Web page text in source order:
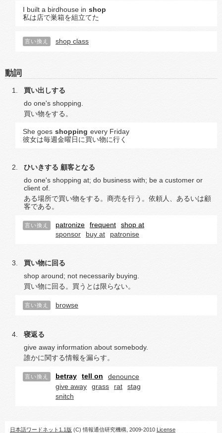
I built a birdhouse in shop
私は店で巣箱を組立てた
言い換え shop class
動詞
買い出しする
do one's shopping.
買い物をする。
She goes shopping every Friday
彼女は毎週金曜日に買い物に行く
ひいきする 顧客となる
do one's shopping at; do business with; be a customer or
client of.
ある場所で買い物をする。商売を行う。依頼人、あるいは顧
客である。
言い換え patronize frequent
shop at
sponsor
buy at patronise
買い物に回る
shop around; not necessarily buying.
買い物に回る。買うとは限らない。
言い換え browse
寝返る
give away information about somebody.
誰かに関する情報を漏らす。
言い換え betray tell on
denounce
give away
grass rat
stag
snitch
日本語ワードネット1.1版 (C) 情報通信研究機構, 2009-2010 License